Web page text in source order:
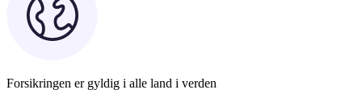
Forsikringen er gyldig i alle land i verden